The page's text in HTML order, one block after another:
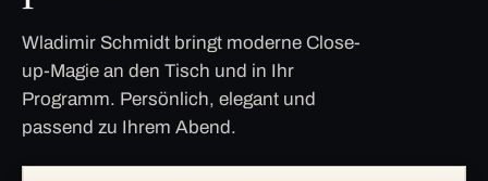
Wladimir Schmidt bringt moderne Close-
up-Magie an den Tisch und in Ihr
Programm. Persönlich, elegant und
passend zu Ihrem Abend.